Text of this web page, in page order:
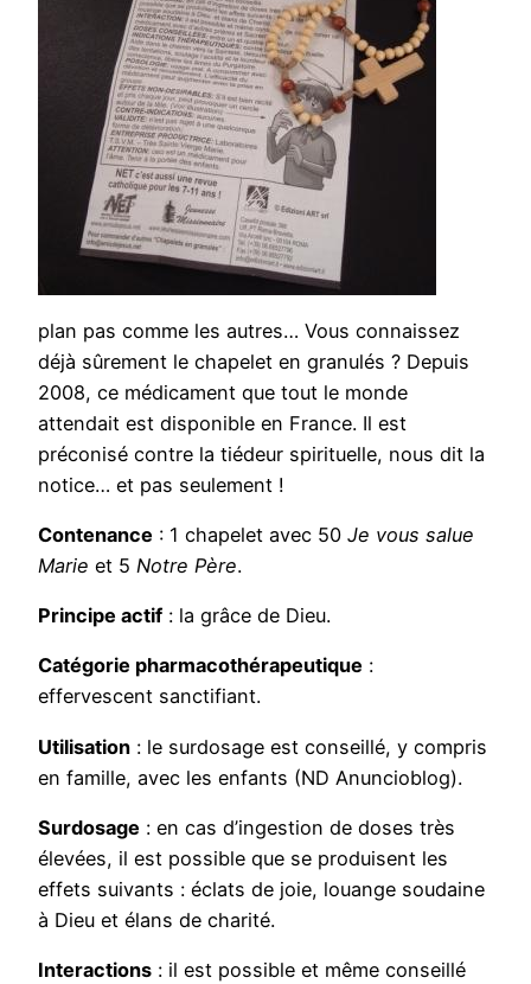
plan pas comme les autres… Vous connaissez
déjà sûrement le chapelet en granulés ? Depuis
2008, ce médicament que tout le monde
attendait est disponible en France. Il est
préconisé contre la tiédeur spirituelle, nous dit la
notice… et pas seulement !
Contenance : 1 chapelet avec 50 Je vous salue
Marie et 5 Notre Père.
Principe actif : la grâce de Dieu.
Catégorie pharmacothérapeutique :
effervescent sanctifiant.
Utilisation : le surdosage est conseillé, y compris
en famille, avec les enfants (ND Anuncioblog).
Surdosage : en cas d’ingestion de doses très
élevées, il est possible que se produisent les
effets suivants : éclats de joie, louange soudaine
à Dieu et élans de charité.
Interactions : il est possible et même conseillé